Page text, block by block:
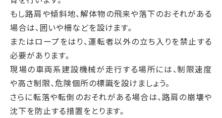
もし路肩や傾斜地、解体物の飛来や落下のおそれがある
場合は、囲いや柵などを設けます。
またはロープをはり、運転者以外の立ち入りを禁止する
必要があります。
現場の車両系建設機械が走行する場所には、制限速度
や高さ制限、危険個所の標識を設けましょう。
さらに転落や転倒のおそれがある場合は、路肩の崩壊や
沈下を防止する措置をとります。